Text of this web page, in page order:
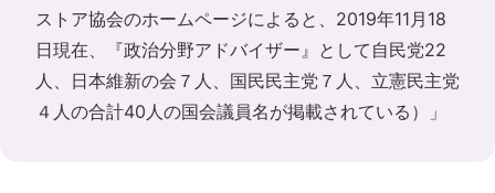
ストア協会のホームページによると、2019年11月18
日現在、『政治分野アドバイザー』として自民党22
人、日本維新の会７人、国民民主党７人、立憲民主党
４人の合計40人の国会議員名が掲載されている）」